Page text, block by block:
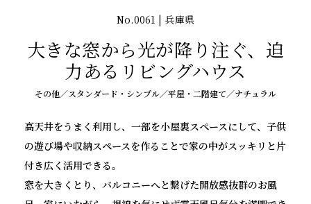
No.0061 | 兵庫県
大きな窓から光が降り注ぐ、迫
力あるリビングハウス
その他／スタンダード・シンプル／平屋・二階建て／ナチュラル
高天井をうまく利用し、一部を小屋裏スペースにして、子供
の遊び場や収納スペースを作ることで家の中がスッキリと片
付き広く活用できる。
窓を大きくとり、バルコニーへと繋げた開放感抜群のお風